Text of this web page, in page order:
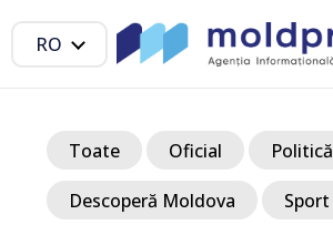
RO
Toate Oficial Politică
Descoperă Moldova Sport